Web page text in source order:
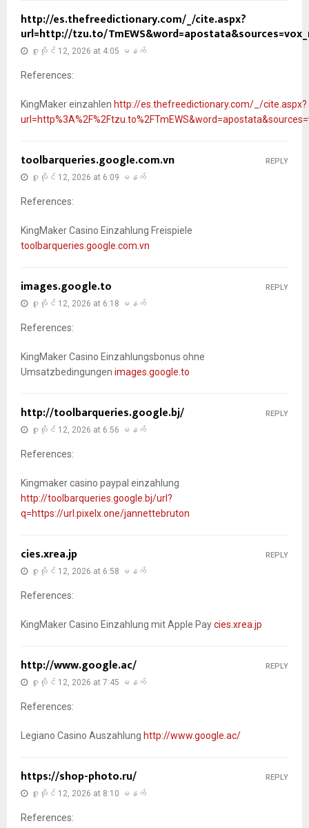
http://es.thefreedictionary.com/_/cite.aspx?
url=http://tzu.to/
ဇူလိုင် 12, 2026 at 4:05 မနက်
References:
KingMaker einzahlen http://es.thefreedictionary.com/_/cite.aspx?
toolbarqueries.google.com.vn
ဇူလိုင် 12, 2026 at 6:09 မနက်
References:
KingMaker Casino Einzahlung Freispiele
toolbarqueries.google.com.vn
REPLY
images.google.to
ဇူလိုင် 12, 2026 at 6:18 မနက်
References:
KingMaker Casino Einzahlungsbonus ohne
Umsatzbedingungen images.google.to
REPLY
http://toolbarqueries.google.bj/
ဇူလိုင် 12, 2026 at 6:56 မနက်
References:
Kingmaker casino paypal einzahlung
http://toolbarqueries.google.bj/url?
q=https://url.pixelx.one/jannettebruton
REPLY
cies.xrea.jp
ဇူလိုင် 12, 2026 at 6:58 မနက်
References:
KingMaker Casino Einzahlung mit Apple Paycies.xrea.jp
REPLY
http://www.google.ac/
ဇူလိုင် 12, 2026 at 7:45 မနက်
References:
Legiano Casino Auszahlung http://www.google.ac/
REPLY
https://shop-photo.ru/
ဇူလိုင် 12, 2026 at 8:10 မနက်
References:
REPLY